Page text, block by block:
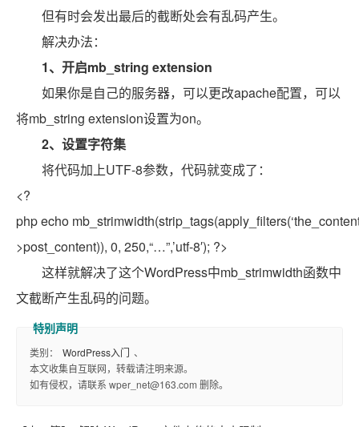
但有时会发出最后的截断处会有乱码产生。
解决办法：
1、开启mb_string extension
如果你是自己的服务器，可以更改apache配置，可以
将mb_string extension设置为on。
2、设置字符集
将代码加上UTF-8参数，代码就变成了：
<?
phpecho mb_strimwidth(strip_tags
>post_content)), 0, 250,“…”,’utf-8′); ?>
这样就解决了这个WordPress中mb_strimwidth函数中
文截断产生乱码的问题。
类别： WordPress入门 、
本文收集自互联网，转载请注明来源。
如有侵权，请联系 wper_net@163.com 删除。